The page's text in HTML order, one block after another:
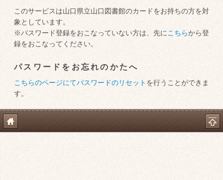
このサービスは山口県立山口図書館のカードをお持ちの方を対
象としています。
※パスワード登録をおこなっていない方は、先に こちらから登
録をおこなってください。
パスワードをお忘れのかたへ
こちらのページにてパスワードのリセット を行うことができま
す。